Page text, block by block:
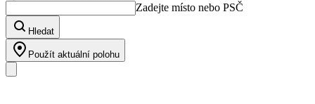
Zadejte místo nebo PSČ
Hledat
Použít aktuální polohu